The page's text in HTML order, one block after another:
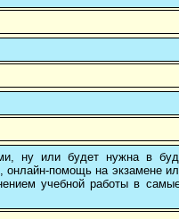
ну или будет нужна в
онлайн-помощь на экзамене
учебной работы в самые